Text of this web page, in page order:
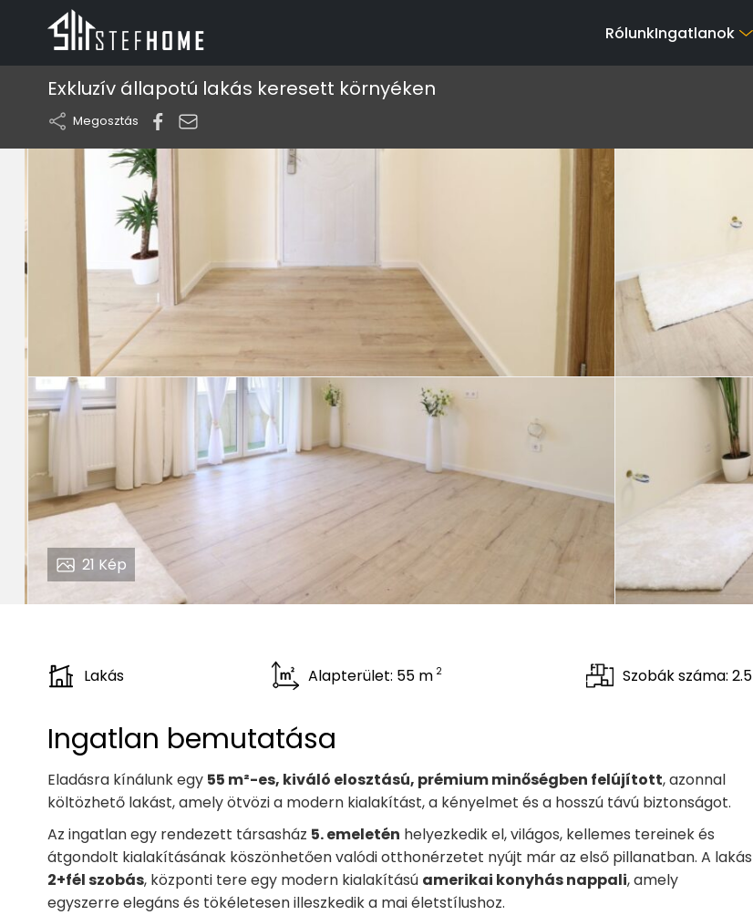
RólunkIngatlanok
Exkluzív állapotú lakás keresett környéken
Megosztás
21 Kép
Lakás Alapterület: 55 m 2 Szobák száma: 2.5
Ingatlan bemutatása
Eladásra kínálunk egy 55 m²-es, kiváló elosztású, prémium minőségben felújított, azonnal
költözhető lakást, amely ötvözi a modern kialakítást, a kényelmet és a hosszú távú biztonságot.
Az ingatlan egy rendezett társasház 5. emeletén helyezkedik el, világos, kellemes tereinek és
átgondolt kialakításának köszönhetően valódi otthonérzetet nyújt már az első pillanatban. A lakás
2+fél szobás, központi tere egy modern kialakítású amerikai konyhás nappali, amely
egyszerre elegáns és tökéletesen illeszkedik a mai életstílushoz.